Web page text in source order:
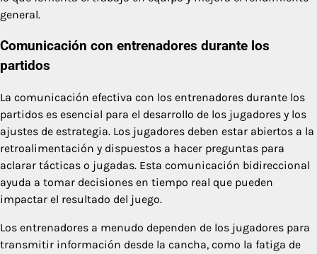
general.
Comunicación con entrenadores durante los
partidos
La comunicación efectiva con los entrenadores durante los
partidos es esencial para el desarrollo de los jugadores y los
ajustes de estrategia. Los jugadores deben estar abiertos a la
retroalimentación y dispuestos a hacer preguntas para
aclarar tácticas o jugadas. Esta comunicación bidireccional
ayuda a tomar decisiones en tiempo real que pueden
impactar el resultado del juego.
Los entrenadores a menudo dependen de los jugadores para
transmitir información desde la cancha, como la fatiga de